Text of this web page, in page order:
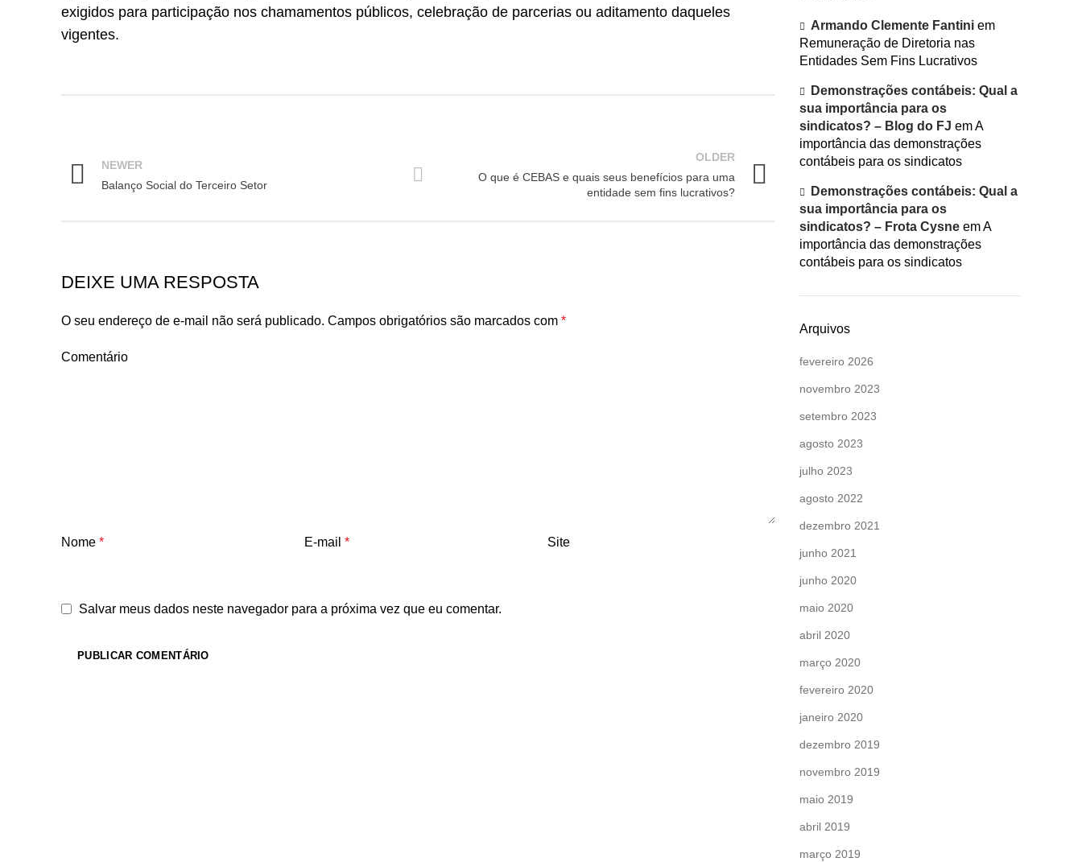
exigidos para participação nos chamamentos públicos, celebração de parcerias ou aditamento daqueles
vigentes.
NEWER
Balanço Social do Terceiro Setor
OLDER
O que é CEBAS e quais seus benefícios para uma
entidade sem fins lucrativos?
DEIXE UMA RESPOSTA
O seu endereço de e-mail não será publicado. Campos obrigatórios são marcados com *
Comentário
Nome * E-mail* Site
Salvar meus dados neste navegador para a próxima vez que eu comentar.
Armando Clemente Fantiniem
Remuneração de Diretoria nas
Entidades Sem Fins Lucrativos
Demonstrações contábeis: Qual a
sua importância para os
sindicatos? – Blog do FJ emA
importância das demonstrações
contábeis para os sindicatos
Demonstrações contábeis: Qual a
sua importância para os
sindicatos? – Frota CysneemA
importância das demonstrações
contábeis para os sindicatos
Arquivos
fevereiro 2026
novembro 2023
setembro 2023
agosto 2023
julho 2023
agosto 2022
dezembro 2021
junho 2021
junho 2020
maio 2020
abril 2020
março 2020
fevereiro 2020
janeiro 2020
dezembro 2019
novembro 2019
maio 2019
abril 2019
março 2019